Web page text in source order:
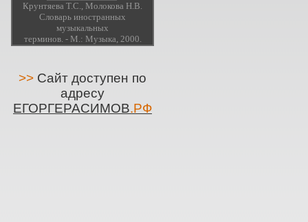
Крунтяева Т.С., Молокова Н.В.
Словарь иностранных
музыкальных
терминов. - М.: Музыка, 2000.
>> Сайт доступен по
адресу
ЕГОРГЕРАСИМОВ.РФ